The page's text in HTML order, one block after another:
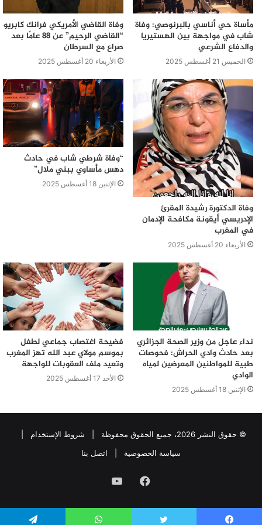
مأساة حي أناسي بالبرنوصي: وفاة
شاب في مواجهة بين الهستيريا
والدفاع الشرعي
الخميس 21 أغسطس 2025
وفاة القاضي الأمريكي فرانك كابريو
“القاضي الرحيم” عن 88 عامًا بعد
صراع مع السرطان
الأربعاء 20 أغسطس 2025
وفاة الدكتورة رشيدة المقرئ
الإدريسي أيقونة مكافحة الإدمان
في المغرب
الأربعاء 20 أغسطس 2025
“وفاة شرطي شاب في حادث
دهس مأساوي ببني ملال”
الإثنين 18 أغسطس 2025
نداء عاجل من وزير الصحة الجزائري
بعد حادث وادي الحراش: فحوصات
طبية للمواطنين المعرضين لمياه
الوادي
الإثنين 18 أغسطس 2025
فضيحة اغتصاب جماعي لطفل
بموسم مولاي عبد الله تهز المغرب
وتعيد ملف العقوبات للواجهة
الأحد 17 أغسطس 2025
© حقوق النشر 2026، جميع الحقوق محفوظة | شروط الإستخدام
سياسة الخصوصية
اتصل بنا
فيسبوكيوتيوب